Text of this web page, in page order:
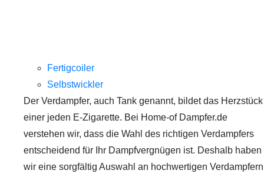
Fertigcoiler
Selbstwickler
Der Verdampfer, auch Tank genannt, bildet das Herzstück
einer jeden E-Zigarette. Bei Home-of Dampfer.de
verstehen wir, dass die Wahl des richtigen Verdampfers
entscheidend für Ihr Dampfvergnügen ist. Deshalb haben
wir eine sorgfältig Auswahl an hochwertigen Verdampfern